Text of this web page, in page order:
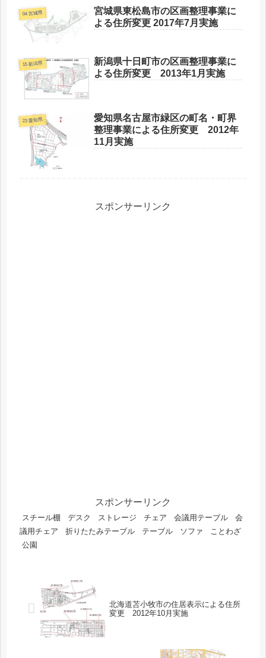
04 宮城県
宮城県東松島市の区画整理事業に
よる住所変更 2017年7月実施
15 新潟県
新潟県十日町市の区画整理事業に
よる住所変更 2013年1月実施
23 愛知県
愛知県名古屋市緑区の町名・町界
整理事業による住所変更 2012年
11月実施
スポンサーリンク
スポンサーリンク
スチール棚 デスク ストレージ チェア 会議用テーブル
会
議用チェア
折りたたみテーブル テーブル ソファ
ことわざ
公園
北海道苫小牧市の住居表示による住所
変更 2012年10月実施